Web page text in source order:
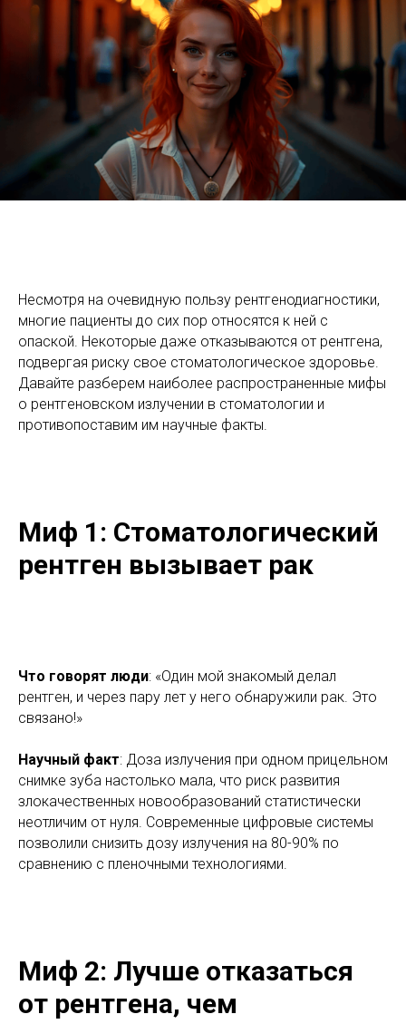
Несмотря на очевидную пользу рентгенодиагностики,
многие пациенты до сих пор относятся к ней с
опаской. Некоторые даже отказываются от рентгена,
подвергая риску свое стоматологическое здоровье.
Давайте разберем наиболее распространенные мифы
о рентгеновском излучении в стоматологии и
противопоставим им научные факты.
Миф 1: Стоматологический
рентген вызывает рак
Что говорят люди: «Один мой знакомый делал
рентген, и через пару лет у него обнаружили рак. Это
связано!»
Научный факт: Доза излучения при одном прицельном
снимке зуба настолько мала, что риск развития
злокачественных новообразований статистически
неотличим от нуля. Современные цифровые системы
позволили снизить дозу излучения на 80-90% по
сравнению с пленочными технологиями.
Миф 2: Лучше отказаться
от рентгена, чем